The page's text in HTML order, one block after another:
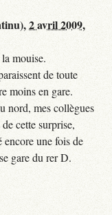
2 avril 2009,
mouise.
de toute
moins en gare.
nord, mes collègues
cette surprise,
encore une fois de
gare du rer D.